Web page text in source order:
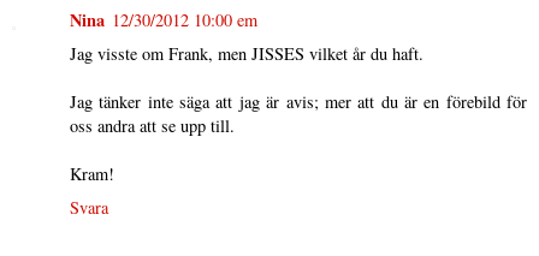
Nina 12/30/2012 10:00 em
Jag visste om Frank, men JISSES vilket år du haft.
Jag tänker inte säga att jag är avis; mer att du är en förebild för
oss andra att se upp till.
Kram!
Svara